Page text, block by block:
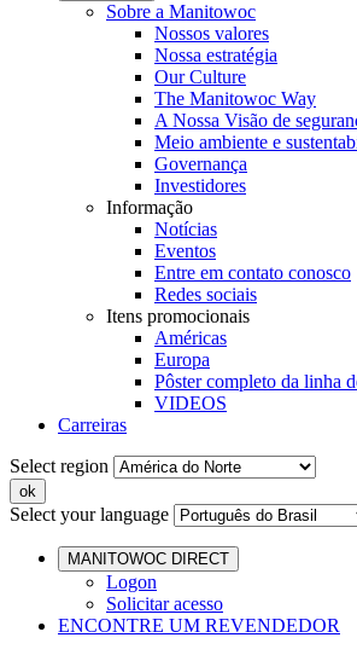
Sobre a Manitowoc
Nossos valores
Nossa estratégia
Our Culture
The Manitowoc Way
A Nossa Visão de
Meio ambiente e
Governança
Investidores
Informação
Notícias
Eventos
Entre em contato conosco
Redes sociais
Itens promocionais
Américas
Europa
Pôster completo da linha
VIDEOS
Carreiras
Select region
Select your language
MANITOWOC DIRECT
Logon
Solicitar acesso
ENCONTRE UM REVENDEDOR